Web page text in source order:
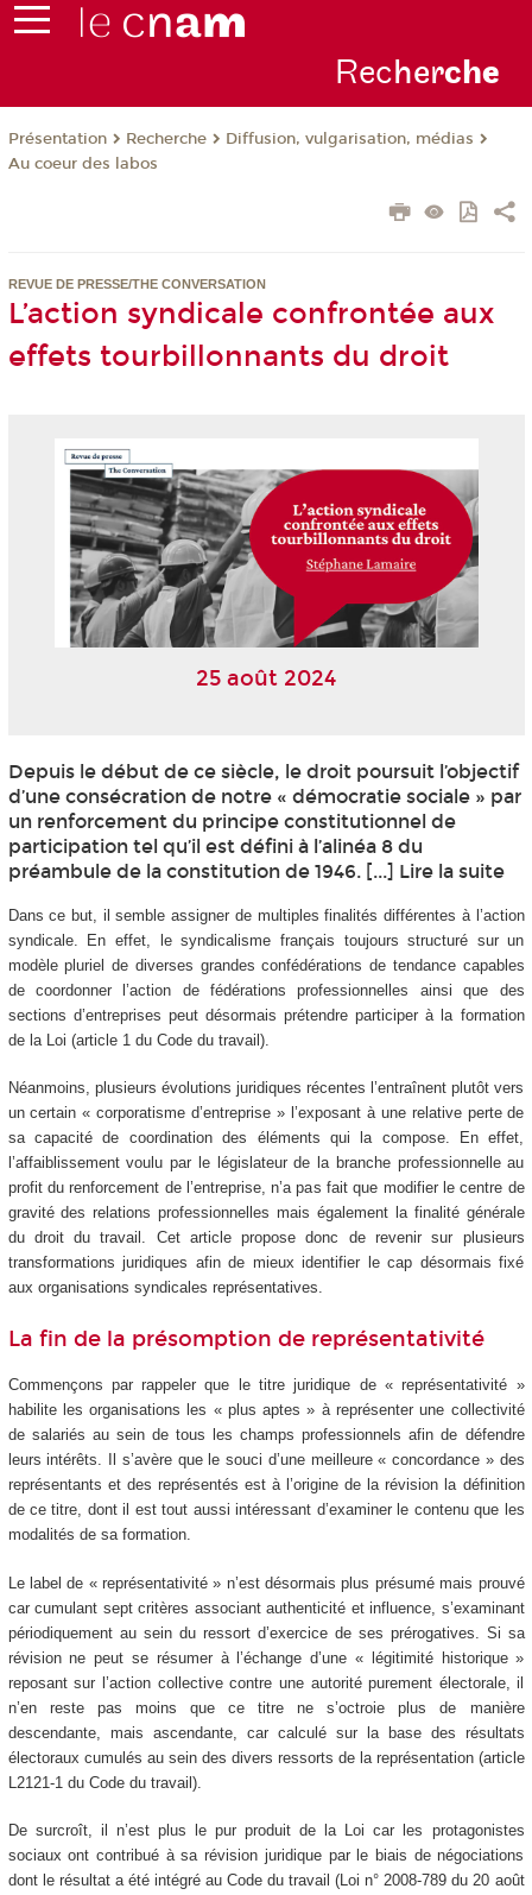
Recherche
Présentation Recherche
Diffusion, vulgarisation, médias
Au coeur des labos
REVUE DE PRESSE/THE CONVERSATION
L’action syndicale confrontée aux
effets tourbillonnants du droit
25 août 2024
Depuis le début de ce siècle, le droit poursuit l’objectif
d’une consécration de notre « démocratie sociale » par
un renforcement du principe constitutionnel de
participation tel qu’il est défini à l’alinéa 8 du
préambule de la constitution de 1946. [...] Lire la suite
Dans ce but, il semble assigner de multiples finalités différentes à l’action
syndicale. En effet, le syndicalisme français toujours structuré sur un
modèle pluriel de diverses grandes confédérations de tendance capables
de coordonner l’action de fédérations professionnelles ainsi que des
sections d’entreprises peut désormais prétendre participer à la formation
de la Loi (article 1 du Code du travail).
Néanmoins, plusieurs évolutions juridiques récentes l’entraînent plutôt vers
un certain « corporatisme d’entreprise » l’exposant à une relative perte de
sa capacité de coordination des éléments qui la compose. En effet,
l’affaiblissement voulu par le législateur de la branche professionnelle au
profit du renforcement de l’entreprise, n’a pas fait que modifier le centre de
gravité des relations professionnelles mais également la finalité générale
du droit du travail. Cet article propose donc de revenir sur plusieurs
transformations juridiques afin de mieux identifier le cap désormais fixé
aux organisations syndicales représentatives.
La fin de la présomption de représentativité
Commençons par rappeler que le titre juridique de « représentativité »
habilite les organisations les « plus aptes » à représenter une collectivité
de salariés au sein de tous les champs professionnels afin de défendre
leurs intérêts. Il s’avère que le souci d’une meilleure « concordance » des
représentants et des représentés est à l’origine de la révision la définition
de ce titre, dont il est tout aussi intéressant d’examiner le contenu que les
modalités de sa formation.
Le label de « représentativité » n’est désormais plus présumé mais prouvé
car cumulant sept critères associant authenticité et influence, s’examinant
périodiquement au sein du ressort d’exercice de ses prérogatives. Si sa
révision ne peut se résumer à l’échange d’une « légitimité historique »
reposant sur l’action collective contre une autorité purement électorale, il
n’en reste pas moins que ce titre ne s’octroie plus de manière
descendante, mais ascendante, car calculé sur la base des résultats
électoraux cumulés au sein des divers ressorts de la représentation (article
L2121-1 du Code du travail).
De surcroît, il n’est plus le pur produit de la Loi car les protagonistes
sociaux ont contribué à sa révision juridique par le biais de négociations
dont le résultat a été intégré au Code du travail (Loi n° 2008-789 du 20 août